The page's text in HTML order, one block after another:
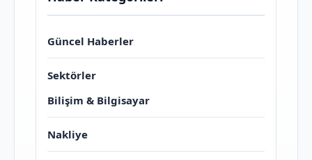
Güncel Haberler
Sektörler
Bilişim & Bilgisayar
Nakliye